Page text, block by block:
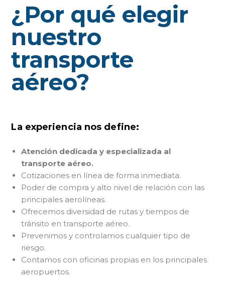
¿Por qué elegir
nuestro
transporte
aéreo?
La experiencia nos define:
Atención dedicada y especializada al
transporte aéreo.
Cotizaciones en línea de forma inmediata.
Poder de compra y alto nivel de relación con las
principales aerolíneas.
Ofrecemos diversidad de rutas y tiempos de
tránsito en transporte aéreo.
Prevenimos y controlamos cualquier tipo de
riesgo.
Contamos con oficinas propias en los principales
aeropuertos.